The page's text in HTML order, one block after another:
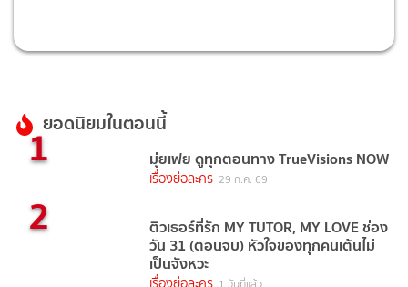
ยอดนิยมในตอนนี้
1 มุ่ยเฟย ดูทุกตอนทาง TrueVisions NOW
เรื่องย่อละคร 29 ก.ค. 69
2 ติวเธอร์ที่รัก MY TUTOR, MY LOVE ช่อง
วัน 31 (ตอนจบ) หัวใจของทุกคนเต้นไม่
เป็นจังหวะ